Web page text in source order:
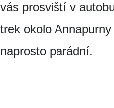
vás prosviští v
trek okolo
naprosto parádní.